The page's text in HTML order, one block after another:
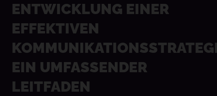
ENTWICKLUNG EINER
EFFEKTIVEN
EIN UMFASSENDER
LEITFADEN